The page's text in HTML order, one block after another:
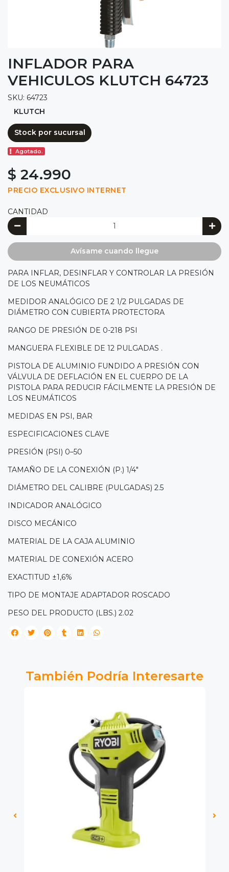
INFLADOR PARA
VEHICULOS KLUTCH 64723
SKU: 64723
KLUTCH
Stock por sucursal
Agotado.
$ 24.990
PRECIO EXCLUSIVO INTERNET
CANTIDAD
Avísame cuando llegue
PARA INFLAR, DESINFLAR Y CONTROLAR LA PRESIÓN
DE LOS NEUMÁTICOS
MEDIDOR ANALÓGICO DE 2 1/2 PULGADAS DE
DIÁMETRO CON CUBIERTA PROTECTORA
RANGO DE PRESIÓN DE 0-218 PSI
MANGUERA FLEXIBLE DE 12 PULGADAS .
PISTOLA DE ALUMINIO FUNDIDO A PRESIÓN CON
VÁLVULA DE DEFLACIÓN EN EL CUERPO DE LA
PISTOLA PARA REDUCIR FÁCILMENTE LA PRESIÓN DE
LOS NEUMÁTICOS
MEDIDAS EN PSI, BAR
ESPECIFICACIONES CLAVE
PRESIÓN (PSI) 0–50
TAMAÑO DE LA CONEXIÓN (P.) 1/4"
DIÁMETRO DEL CALIBRE (PULGADAS) 2.5
INDICADOR ANALÓGICO
DISCO MECÁNICO
MATERIAL DE LA CAJA ALUMINIO
MATERIAL DE CONEXIÓN ACERO
EXACTITUD ±1,6%
TIPO DE MONTAJE ADAPTADOR ROSCADO
PESO DEL PRODUCTO (LBS.) 2.02
También Podría Interesarte